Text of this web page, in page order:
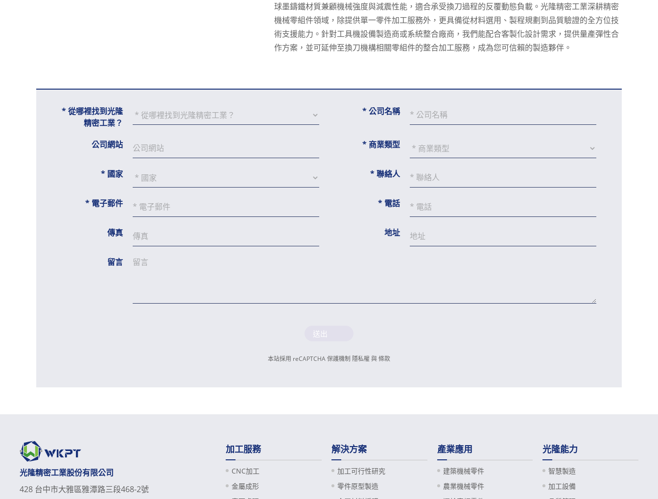
球墨鑄鐵材質兼顧機械強度與減震性能，適合承受換刀過程的反覆動態負載。光隆精密工業深耕精密
機械零組件領域，除提供單一零件加工服務外，更具備從材料選用、製程規劃到品質驗證的全方位技
術支援能力。針對工具機設備製造商或系統整合廠商，我們能配合客製化設計需求，提供量產彈性合
作方案，並可延伸至換刀機構相關零組件的整合加工服務，成為您可信賴的製造夥伴。
*從哪裡找到光隆
精密工業？
*公司名稱
公司網站 * 商業類型
* 國家 *聯絡人
* 電子郵件 * 電話
傳真 地址
留言
送出
本站採用 reCAPTCHA 保護機制 隱私權與條款
光隆精密工業股份有限公司
428 台中市大雅區雅潭路三段468-2號
加工服務
CNC加工
金屬成形
解決方案
加工可行性研究
零件原型製造
產業應用
建築機械零件
農業機械零件
光隆能力
智慧製造
加工設備